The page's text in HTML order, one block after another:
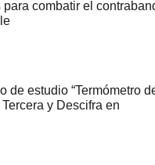
combatir el
de estudio “Termómetro
y Descifra en